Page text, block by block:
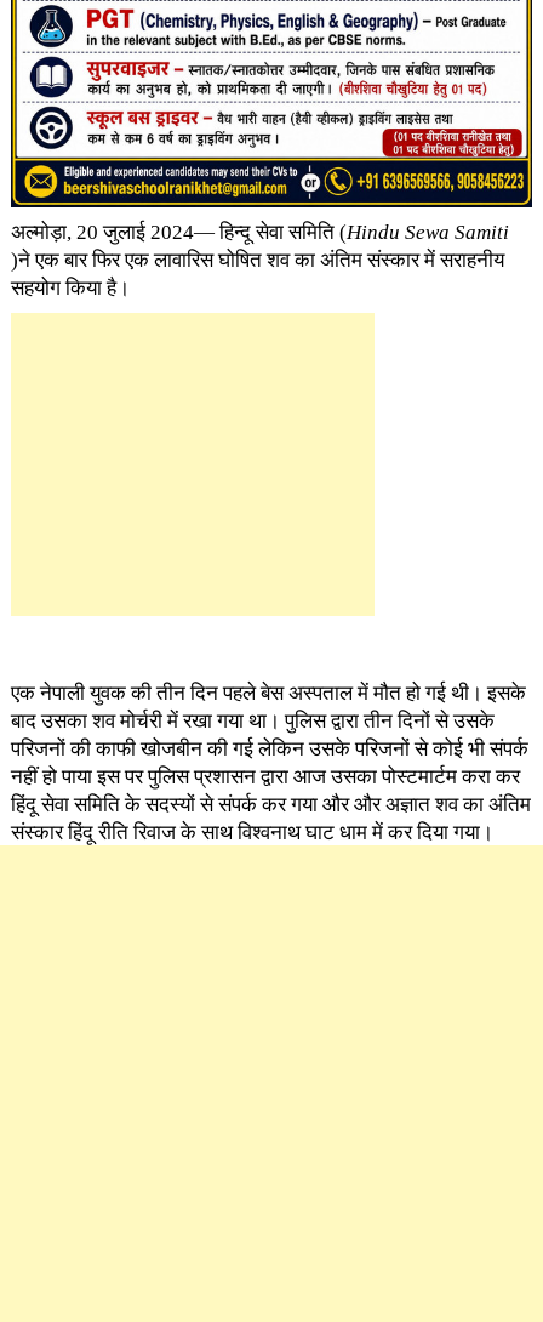
अल्मोड़ा, 20 जुलाई 2024— हिन्दू सेवा समिति (Hindu Sewa Samiti
)ने एक बार फिर एक लावारिस घोषित शव का अंतिम संस्कार में सराहनीय
सहयोग किया है।
एक नेपाली युवक की तीन दिन पहले बेस अस्पताल में मौत हो गई थी। इसके
बाद उसका शव मोर्चरी में रखा गया था। पुलिस द्वारा तीन दिनों से उसके
परिजनों की काफी खोजबीन की गई लेकिन उसके परिजनों से कोई भी संपर्क
नहीं हो पाया इस पर पुलिस प्रशासन द्वारा आज उसका पोस्टमार्टम करा कर
हिंदू सेवा समिति के सदस्यों से संपर्क कर गया और और अज्ञात शव का अंतिम
संस्कार हिंदू रीति रिवाज के साथ विश्वनाथ घाट धाम में कर दिया गया।